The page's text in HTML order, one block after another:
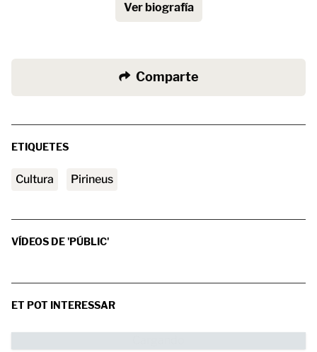
Ver biografía
Comparte
ETIQUETES
Cultura Pirineus
VÍDEOS DE 'PÚBLIC'
ET POT INTERESSAR